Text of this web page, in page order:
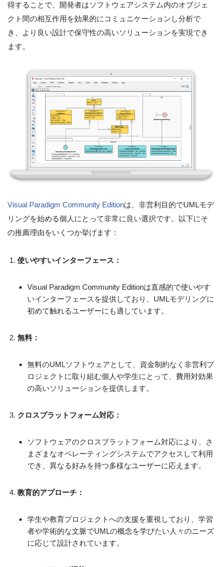
得することで、開発者はソフトウェアシステム内のオブジェ
クト間の相互作用を効果的にコミュニケーションし分析で
き、より良い設計で保守性の高いソリューションを実現でき
ます。
Visual Paradigm Community Editionは、非営利目的でUMLモデ
リングを始める個人にとって非常に良い選択です。以下にそ
の推薦理由をいくつか挙げます：
使いやすいインターフェース：
Visual Paradigm Community Editionは直感的で使いやす
いインターフェースを提供しており、UMLモデリングに
初めて触れるユーザーにも適しています。
無料：
無料のUMLソフトウェアとして、資金制約なく非営利プ
ロジェクトに取り組む個人や学生にとって、費用対効果
の高いソリューションを提供します。
クロスプラットフォーム対応：
ソフトウェアのクロスプラットフォーム対応により、さ
まざまなオペレーティングシステムでアクセスして利用
でき、異なる好みを持つ多様なユーザーに応えます。
教育的アプローチ：
学生や教育プロジェクトへの支援を重視しており、学習
者や学術的な文脈でUMLの概念を学びたい人々のニーズ
に応じて設計されています。